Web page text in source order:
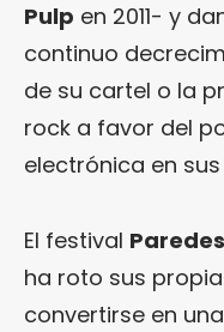
Pulp en 2011- y
continuo
de su cartel o la
rock a favor del
electrónica en
El festival
ha roto sus
convertirse en